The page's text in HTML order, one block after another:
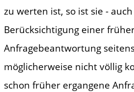
zu werten ist, so ist sie -
Berücksichtigung einer
Anfragebeantwortung
möglicherweise nicht völlig
schon früher ergangene